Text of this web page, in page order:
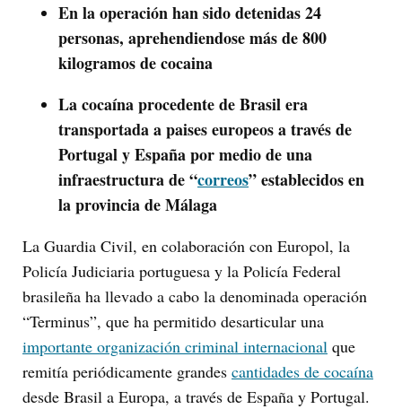
En la operación han sido detenidas 24
personas, aprehendiendose más de 800
kilogramos de cocaina
La cocaína procedente de Brasil era
transportada a paises europeos a través de
Portugal y España por medio de una
infraestructura de “correos” establecidos en
la provincia de Málaga
La Guardia Civil, en colaboración con Europol, la
Policía Judiciaria portuguesa y la Policía Federal
brasileña ha llevado a cabo la denominada operación
“Terminus”, que ha permitido desarticular una
importante organización criminal internacional que
remitía periódicamente grandes cantidades de cocaína
desde Brasil a Europa, a través de España y Portugal.